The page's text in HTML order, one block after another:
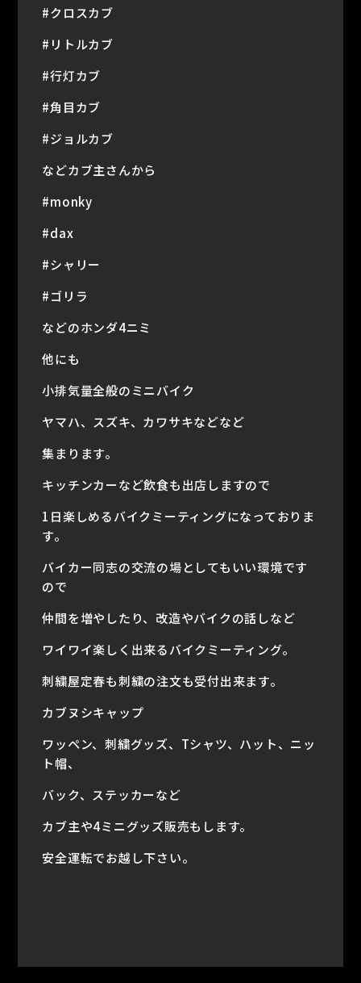
#クロスカブ
#リトルカブ
#行灯カブ
#角目カブ
#ジョルカブ
などカブ主さんから
#monky
#dax
#シャリー
#ゴリラ
などのホンダ4ニミ
他にも
小排気量全般のミニバイク
ヤマハ、スズキ、カワサキなどなど
集まります。
キッチンカーなど飲食も出店しますので
1日楽しめるバイクミーティングになっておりま
す。
バイカー同志の交流の場としてもいい環境です
ので
仲間を増やしたり、改造やバイクの話しなど
ワイワイ楽しく出来るバイクミーティング。
刺繍屋定春も刺繍の注文も受付出来ます。
カブヌシキャップ
ワッペン、刺繍グッズ、Tシャツ、ハット、ニッ
ト帽、
バック、ステッカーなど
カブ主や4ミニグッズ販売もします。
安全運転でお越し下さい。